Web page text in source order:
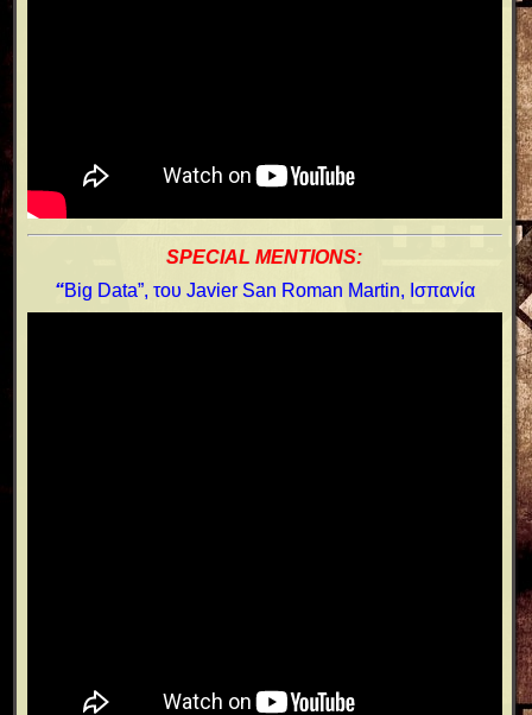
SPECIAL MENTIONS:
“Big Data”, του Javier San Roman Martin, Ισπανία